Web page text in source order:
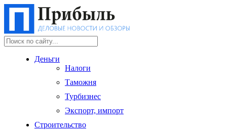
Деньги
Налоги
Таможня
Турбизнес
Экспорт, импорт
Строительство